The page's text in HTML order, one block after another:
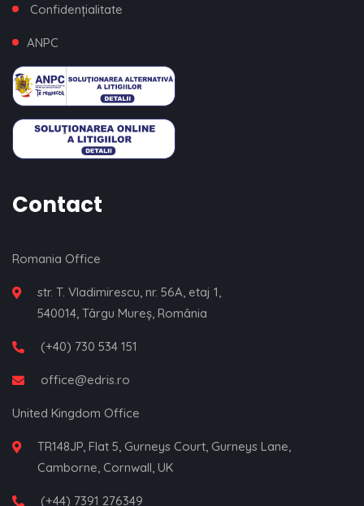
Confidențialitate
ANPC
Contact
Romania Office
str. T. Vladimirescu, nr. 56A, etaj 1,
540014, Târgu Mureș, România
(+40) 730 534 151
office@edris.ro
United Kingdom Office
TR148JP, Flat 5, Gurneys Court, Gurneys Lane,
Camborne, Cornwall, UK
(+44) 7391 276349